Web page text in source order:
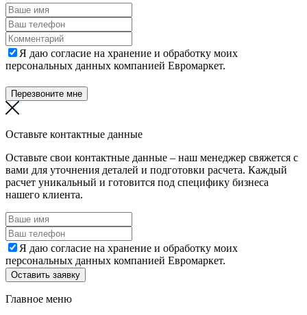
Я даю согласие на хранение и обработку моих
персональных данных компанией Евромаркет.
Перезвоните мне
Оставьте контактные данные
Оставьте свои контактные данные – наш менеджер свяжется с
вами для уточнения деталей и подготовки расчета. Каждый
расчет уникальный и готовится под специфику бизнеса
нашего клиента.
Я даю согласие на хранение и обработку моих
персональных данных компанией Евромаркет.
Оставить заявку
Главное меню